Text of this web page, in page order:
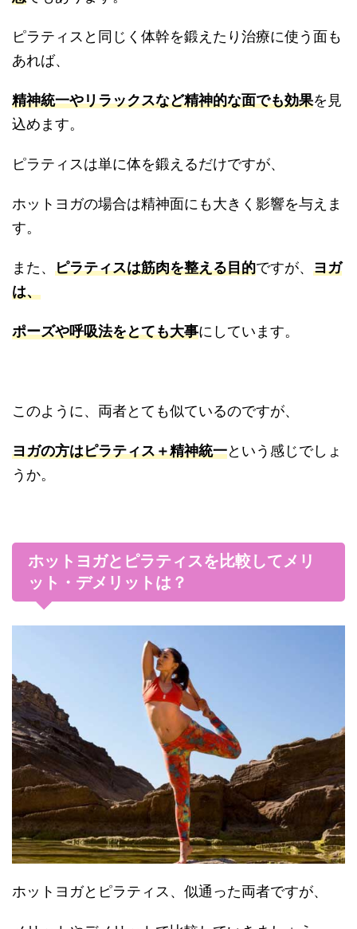
ピラティスと同じく体幹を鍛えたり治療に使う面も
あれば、
精神統一やリラックスなど精神的な面でも効果を見
込めます。
ピラティスは単に体を鍛えるだけですが、
ホットヨガの場合は精神面にも大きく影響を与えま
す。
また、 ピラティスは筋肉を整える目的ですが、 ヨガ
は、
ポーズや呼吸法をとても大事にしています。
このように、両者とても似ているのですが、
ヨガの方はピラティス＋精神統一という感じでしょ
うか。
ホットヨガとピラティスを比較してメリ
ット・デメリットは？
ホットヨガとピラティス、似通った両者ですが、